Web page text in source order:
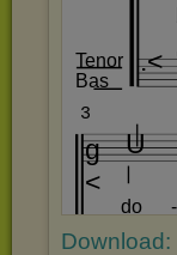
Download: